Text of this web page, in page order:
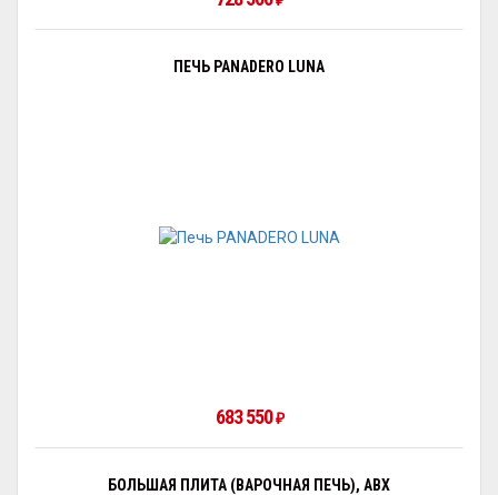
ПЕЧЬ PANADERO LUNA
683 550 ₽
БОЛЬШАЯ ПЛИТА (ВАРОЧНАЯ ПЕЧЬ), ABX